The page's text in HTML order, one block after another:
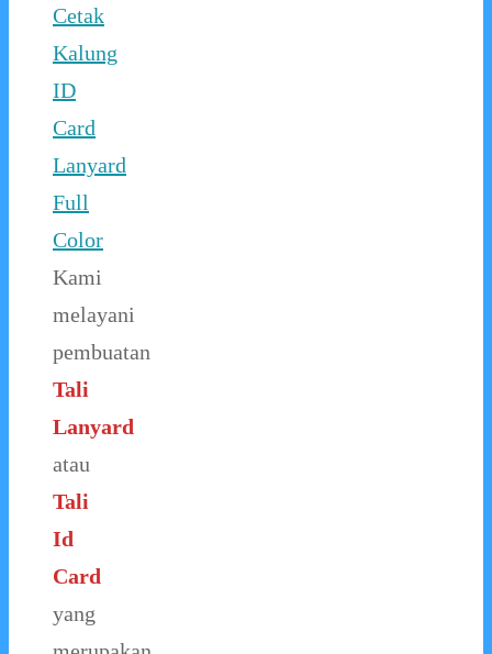
Cetak
Kalung
ID
Card
Lanyard
Full
Color
Kami
melayani
pembuatan
Tali
Lanyard
atau
Tali
Id
Card
yang